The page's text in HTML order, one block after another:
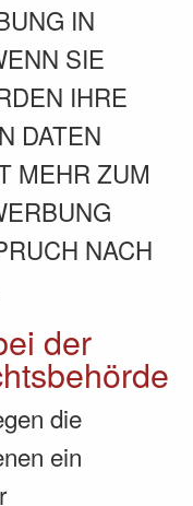
IN
SIE
IHRE
DATEN
MEHR ZUM
NACH
der
die
ein